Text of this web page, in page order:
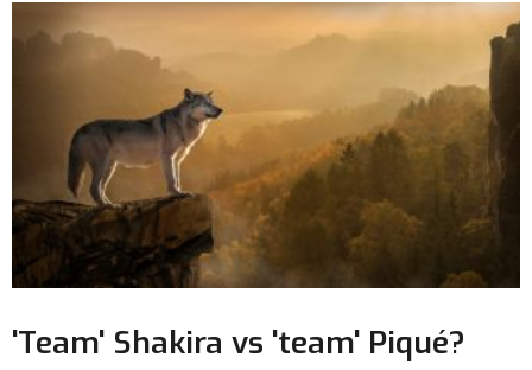
'Team' Shakira vs 'team' Piqué?